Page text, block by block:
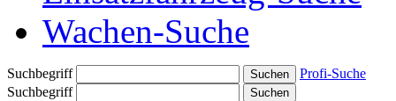
Wachen-Suche
Suchbegriff
Profi-Suche
Suchbegriff